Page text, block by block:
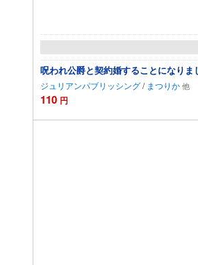
呪われ公爵と契約婚することになり
ジュリアンパブリッシング/ まつりか
110 円